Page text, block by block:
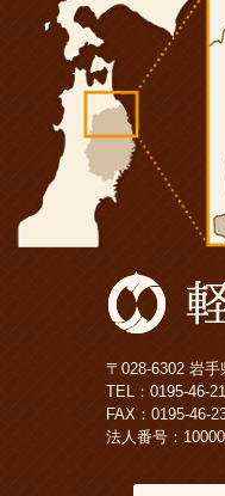
〒028-6302 岩
TEL： 0195-46-
FAX：0195-46-
法人番号：